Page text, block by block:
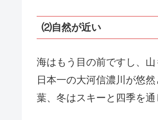
⑵自然が近い
海はもう目の前ですし、
日本一の大河信濃川が悠
葉、冬はスキーと四季を通